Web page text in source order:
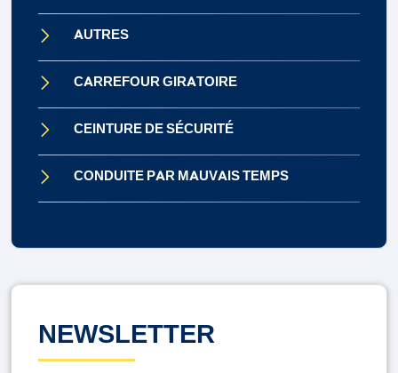
AUTRES
CARREFOUR GIRATOIRE
CEINTURE DE SÉCURITÉ
CONDUITE PAR MAUVAIS TEMPS
ENTRETIEN DU VÉHICULE
NEWSLETTER